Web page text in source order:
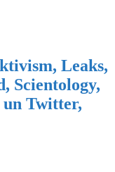
Leaks,
Scientology,
Twitter,